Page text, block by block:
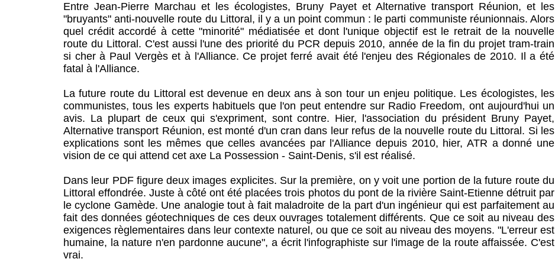
Entre Jean-Pierre Marchau et les écologistes, Bruny Payet et Alternative transport Réunion, et les
"bruyants" anti-nouvelle route du Littoral, il y a un point commun : le parti communiste réunionnais. Alors
quel crédit accordé à cette "minorité" médiatisée et dont l'unique objectif est le retrait de la nouvelle
route du Littoral. C'est aussi l'une des priorité du PCR depuis 2010, année de la fin du projet tram-train
si cher à Paul Vergès et à l'Alliance. Ce projet ferré avait été l'enjeu des Régionales de 2010. Il a été
fatal à l'Alliance.
La future route du Littoral est devenue en deux ans à son tour un enjeu politique. Les écologistes, les
communistes, tous les experts habituels que l'on peut entendre sur Radio Freedom, ont aujourd'hui un
avis. La plupart de ceux qui s'expriment, sont contre. Hier, l'association du président Bruny Payet,
Alternative transport Réunion, est monté d'un cran dans leur refus de la nouvelle route du Littoral. Si les
explications sont les mêmes que celles avancées par l'Alliance depuis 2010, hier, ATR a donné une
vision de ce qui attend cet axe La Possession - Saint-Denis, s'il est réalisé.
Dans leur PDF figure deux images explicites. Sur la première, on y voit une portion de la future route du
Littoral effondrée. Juste à côté ont été placées trois photos du pont de la rivière Saint-Etienne détruit par
le cyclone Gamède. Une analogie tout à fait maladroite de la part d'un ingénieur qui est parfaitement au
fait des données géotechniques de ces deux ouvrages totalement différents. Que ce soit au niveau des
exigences règlementaires dans leur contexte naturel, ou que ce soit au niveau des moyens. "L'erreur est
humaine, la nature n'en pardonne aucune", a écrit l'infographiste sur l'image de la route affaissée. C'est
vrai.